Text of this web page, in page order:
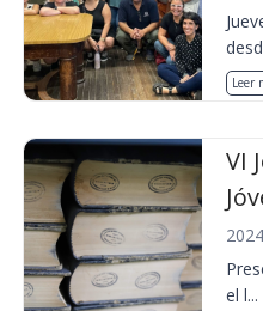
Leer
VI
el l...